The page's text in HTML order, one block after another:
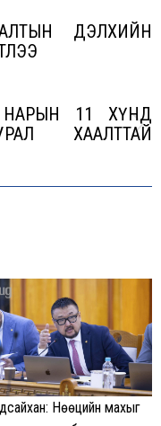
ДЭЛХИЙН
НАРЫН 11 ХҮНД
ХААЛТТАЙ
Нөөцийн махыг